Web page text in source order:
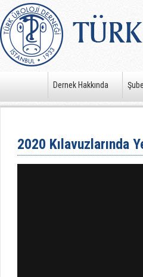
Dernek Hakkında
2020 Kılavuzlarında